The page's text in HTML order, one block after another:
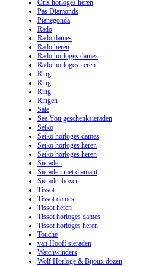
Oris horloges heren
Pas Diamonds
Pianegonda
Rado
Rado dames
Rado heren
Rado horloges dames
Rado horloges heren
Ring
Ring
Ring
Ringen
Sale
See You geschenksieraden
Seiko
Seiko horloges dames
Seiko horloges heren
Seiko horloges heren
Sieraden
Sieraden met diamant
Sieradenboxen
Tissot
Tissot dames
Tissot heren
Tissot horloges dames
Tissot horloges heren
Touche
van Hooff sieraden
Watchwinders
Wolf Horloge & Bijoux dozen